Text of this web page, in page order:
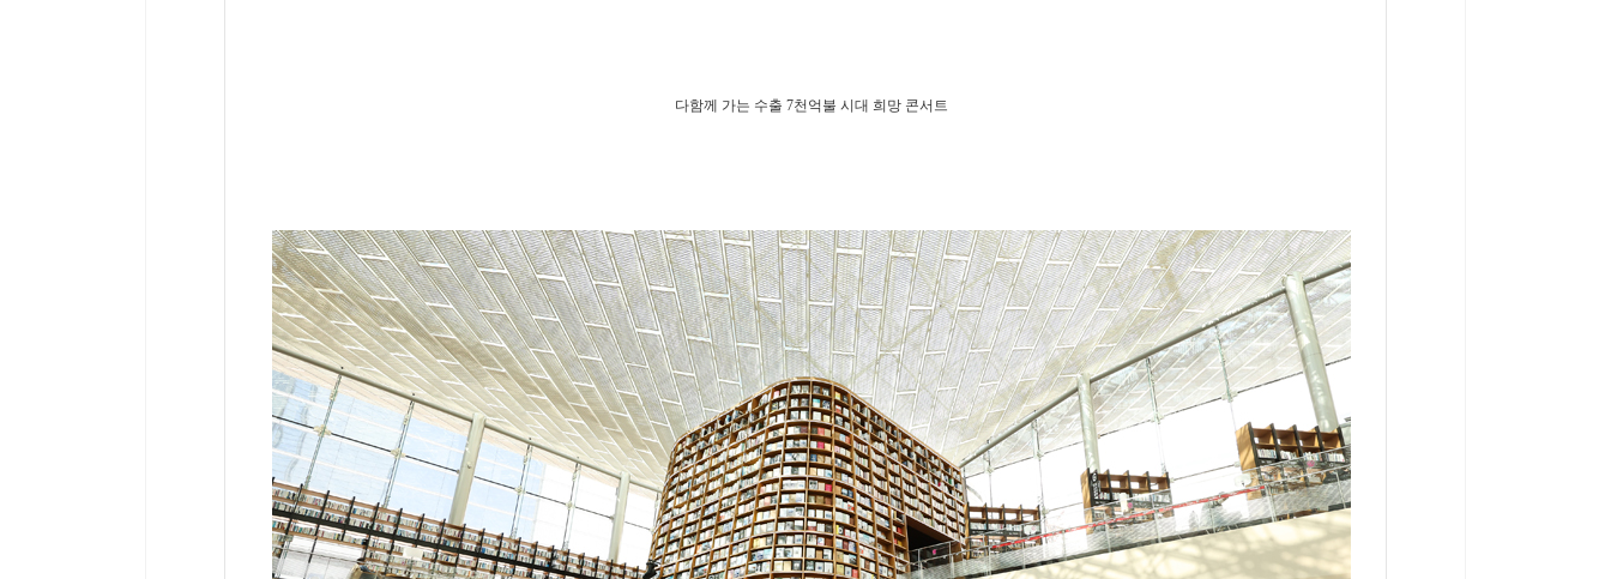
다함께 가는 수출 7천억불 시대 희망 콘서트